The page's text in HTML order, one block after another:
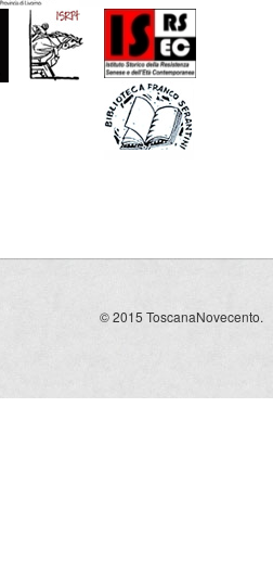
© 2015 ToscanaNovecento.